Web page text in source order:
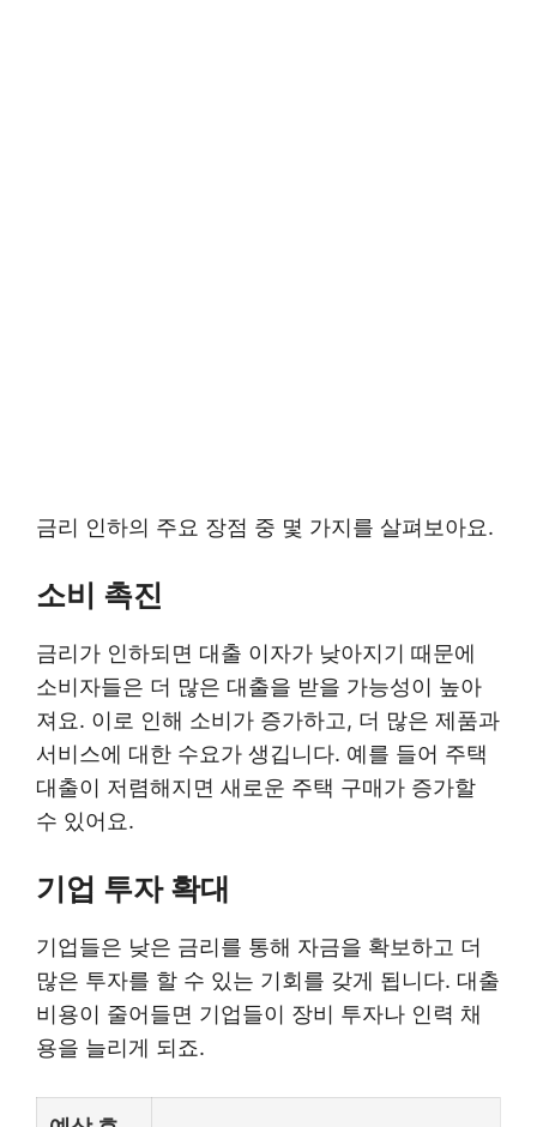
금리 인하의 주요 장점 중 몇 가지를 살펴보아요.
소비 촉진
금리가 인하되면 대출 이자가 낮아지기 때문에
소비자들은 더 많은 대출을 받을 가능성이 높아
져요. 이로 인해 소비가 증가하고, 더 많은 제품과
서비스에 대한 수요가 생깁니다. 예를 들어 주택
대출이 저렴해지면 새로운 주택 구매가 증가할
수 있어요.
기업 투자 확대
기업들은 낮은 금리를 통해 자금을 확보하고 더
많은 투자를 할 수 있는 기회를 갖게 됩니다. 대출
비용이 줄어들면 기업들이 장비 투자나 인력 채
용을 늘리게 되죠.